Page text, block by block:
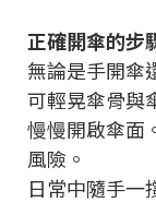
正確開傘的步
無論是手開傘
可輕晃傘骨與
慢慢開啟傘面
風險。
日常中隨手一